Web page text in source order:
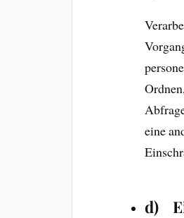
eine
d)